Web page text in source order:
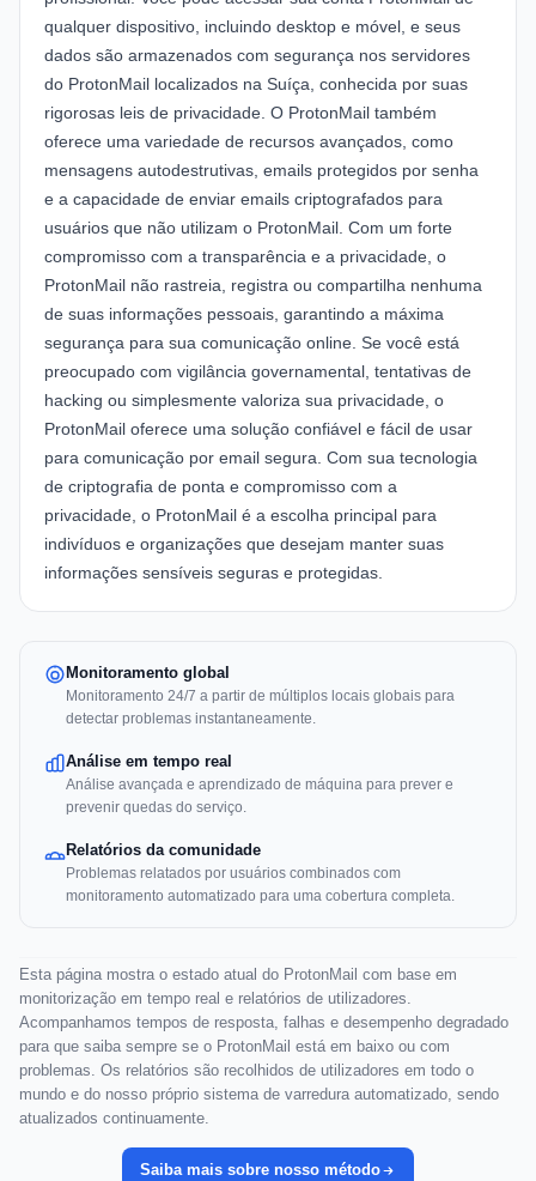
qualquer dispositivo, incluindo desktop e móvel, e seus
dados são armazenados com segurança nos servidores
do ProtonMail localizados na Suíça, conhecida por suas
rigorosas leis de privacidade. O ProtonMail também
oferece uma variedade de recursos avançados, como
mensagens autodestrutivas, emails protegidos por senha
e a capacidade de enviar emails criptografados para
usuários que não utilizam o ProtonMail. Com um forte
compromisso com a transparência e a privacidade, o
ProtonMail não rastreia, registra ou compartilha nenhuma
de suas informações pessoais, garantindo a máxima
segurança para sua comunicação online. Se você está
preocupado com vigilância governamental, tentativas de
hacking ou simplesmente valoriza sua privacidade, o
ProtonMail oferece uma solução confiável e fácil de usar
para comunicação por email segura. Com sua tecnologia
de criptografia de ponta e compromisso com a
privacidade, o ProtonMail é a escolha principal para
indivíduos e organizações que desejam manter suas
informações sensíveis seguras e protegidas.
Monitoramento global
Monitoramento 24/7 a partir de múltiplos locais globais para
detectar problemas instantaneamente.
Análise em tempo real
Análise avançada e aprendizado de máquina para prever e
prevenir quedas do serviço.
Relatórios da comunidade
Problemas relatados por usuários combinados com
monitoramento automatizado para uma cobertura completa.
Esta página mostra o estado atual do ProtonMail com base em
monitorização em tempo real e relatórios de utilizadores.
Acompanhamos tempos de resposta, falhas e desempenho degradado
para que saiba sempre se o ProtonMail está em baixo ou com
problemas. Os relatórios são recolhidos de utilizadores em todo o
mundo e do nosso próprio sistema de varredura automatizado, sendo
atualizados continuamente.
Saiba mais sobre nosso método